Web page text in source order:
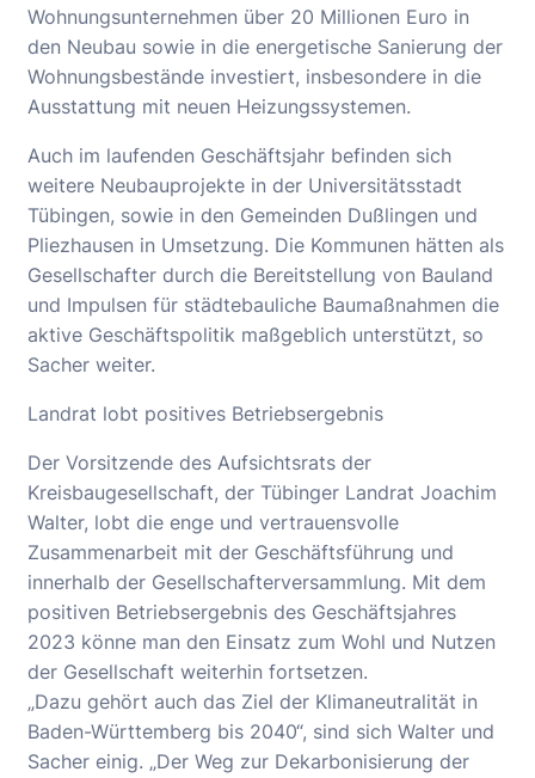
Wohnungsunternehmen über 20 Millionen Euro in
den Neubau sowie in die energetische Sanierung der
Wohnungsbestände investiert, insbesondere in die
Ausstattung mit neuen Heizungssystemen.
Auch im laufenden Geschäftsjahr befinden sich
weitere Neubauprojekte in der Universitätsstadt
Tübingen, sowie in den Gemeinden Dußlingen und
Pliezhausen in Umsetzung. Die Kommunen hätten als
Gesellschafter durch die Bereitstellung von Bauland
und Impulsen für städtebauliche Baumaßnahmen die
aktive Geschäftspolitik maßgeblich unterstützt, so
Sacher weiter.
Landrat lobt positives Betriebsergebnis
Der Vorsitzende des Aufsichtsrats der
Kreisbaugesellschaft, der Tübinger Landrat Joachim
Walter, lobt die enge und vertrauensvolle
Zusammenarbeit mit der Geschäftsführung und
innerhalb der Gesellschafterversammlung. Mit dem
positiven Betriebsergebnis des Geschäftsjahres
2023 könne man den Einsatz zum Wohl und Nutzen
der Gesellschaft weiterhin fortsetzen.
„Dazu gehört auch das Ziel der Klimaneutralität in
Baden-Württemberg bis 2040“, sind sich Walter und
Sacher einig. „Der Weg zur Dekarbonisierung der